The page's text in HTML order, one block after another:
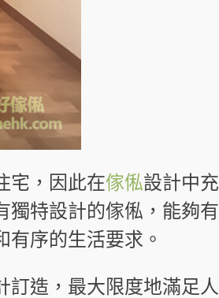
宅，因此在傢俬設計中充
獨特設計的傢俬，能夠有
序的生活要求。
訂造，最大限度地滿足人